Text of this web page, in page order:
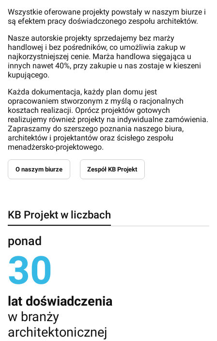
Wszystkie oferowane projekty powstały w naszym biurze i
są efektem pracy doświadczonego zespołu architektów.
Nasze autorskie projekty sprzedajemy bez marży
handlowej i bez pośredników, co umożliwia zakup w
najkorzystniejszej cenie. Marża handlowa sięgająca u
innych nawet 40%, przy zakupie u nas zostaje w kieszeni
kupującego.
Każda dokumentacja, każdy plan domu jest
opracowaniem stworzonym z myślą o racjonalnych
kosztach realizacji. Oprócz projektów gotowych
realizujemy również projekty na indywidualne zamówienia.
Zapraszamy do szerszego poznania naszego biura,
architektów i projektantów oraz ścisłego zespołu
menadżersko-projektowego.
O naszym biurze Zespół KB Projekt
KB Projekt w liczbach
ponad
30
lat doświadczenia
w branży
architektonicznej